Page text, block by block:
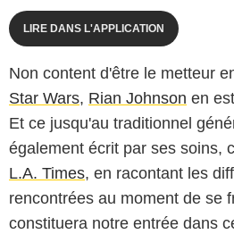
LIRE DANS L'APPLICATION
Non content d'être le metteur
Star Wars, Rian Johnson en
Et ce jusqu'au traditionnel
également écrit par ses soins,
L.A. Times, en racontant les
rencontrées au moment de se
constituera notre entrée dans